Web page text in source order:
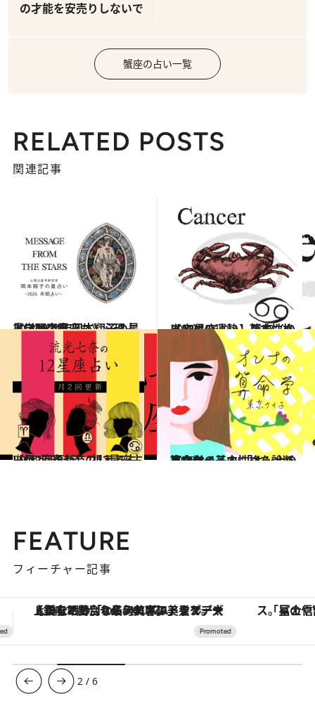
の才能を安売りしないで
蟹座の占い一覧
RELATED POSTS
関連記事
2024.1.7
《ほかの星座も》心理占星学研究家 岡本翔子の星占い2024年
占い 2021.12.1
【12星座占い】蟹座（かに座）の運勢、基本性格まとめ
占い
2026.7.29
【月2回更新】“視える占い師”流光七奈の12星座占い
占い 2026.8.7
あなたの基本性格を診断 東京ケイ子の 「オンナの算命学」
占い
FEATURE
フィーチャー記事
「星のや富士」でデジタルデトックス。冨士信仰の歴史を辿り、心身を調える。 ヴァシュロン・コンスタンタ
3 /6